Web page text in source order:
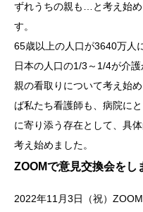
ずれうちの親も…と考え始
す。
65歳以上の人口が3640万人
日本の人口の1/3～1/4が介
親の看取りについて考え始
ば私たち看護師も、病院に
に寄り添う存在として、具
考え始めました。
ZOOMで意見交換会をし
2022年11月3日（祝）